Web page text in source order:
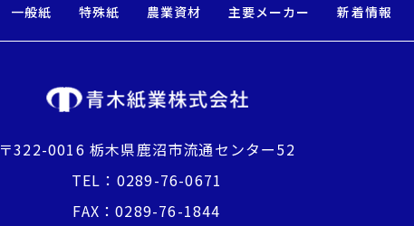
一般紙 特殊紙 農業資材 主要メーカー 新着情報
〒322-0016 栃木県鹿沼市流通センター52
TEL： 0289-76-0671
FAX：0289-76-1844